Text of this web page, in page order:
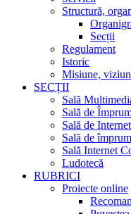
Structură,
Secții
Regulament
Istoric
Misiune,
SECȚII
Sală
Sală de
Sală de
Sală de
Sală Internet
Ludotecă
RUBRICI
Proiecte online